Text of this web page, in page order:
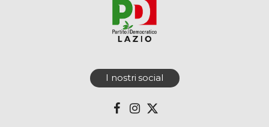
I nostri social